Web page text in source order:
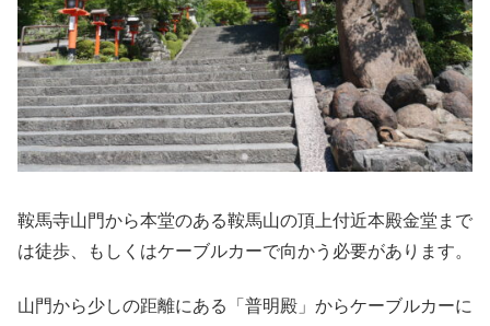
鞍馬寺山門から本堂のある鞍馬山の頂上付近本殿金堂まで
は徒歩、もしくはケーブルカーで向かう必要があります。
山門から少しの距離にある「普明殿」からケーブルカーに